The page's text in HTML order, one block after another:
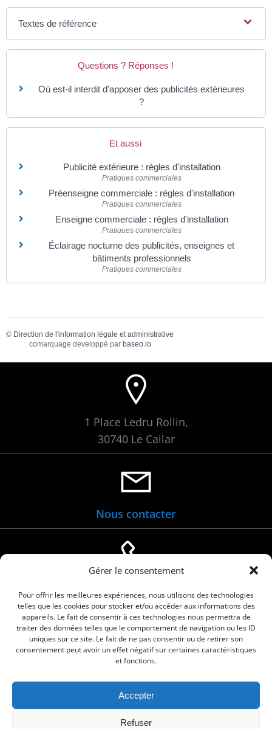
Gérer le consentement
Pour offrir les meilleures expériences, nous utilisons des technologies
telles que les cookies pour stocker et/ou accéder aux informations des
appareils. Le fait de consentir à ces technologies nous permettra de
traiter des données telles que le comportement de navigation ou les ID
uniques sur ce site. Le fait de ne pas consentir ou de retirer son
consentement peut avoir un effet négatif sur certaines caractéristiques
et fonctions.
Accepter
Refuser
Textes de référence
Questions ? Réponses !
Où est-il interdit d'apposer des publicités extérieures
?
Et aussi
Publicité extérieure : règles d'installation
Pratiques commerciales
Préenseigne commerciale : règles d'installation
Pratiques commerciales
Enseigne commerciale : règles d'installation
Pratiques commerciales
Éclairage nocturne des publicités, enseignes et
bâtiments professionnels
Pratiques commerciales
© Direction de l'information légale et administrative
comarquage developpé par baseo.io
1 Place Ledru Rollin,
30740 Le Cailar
Nous contacter
04 66 88 01 05
© 2026 Commune de Le Cailar. Service proposé